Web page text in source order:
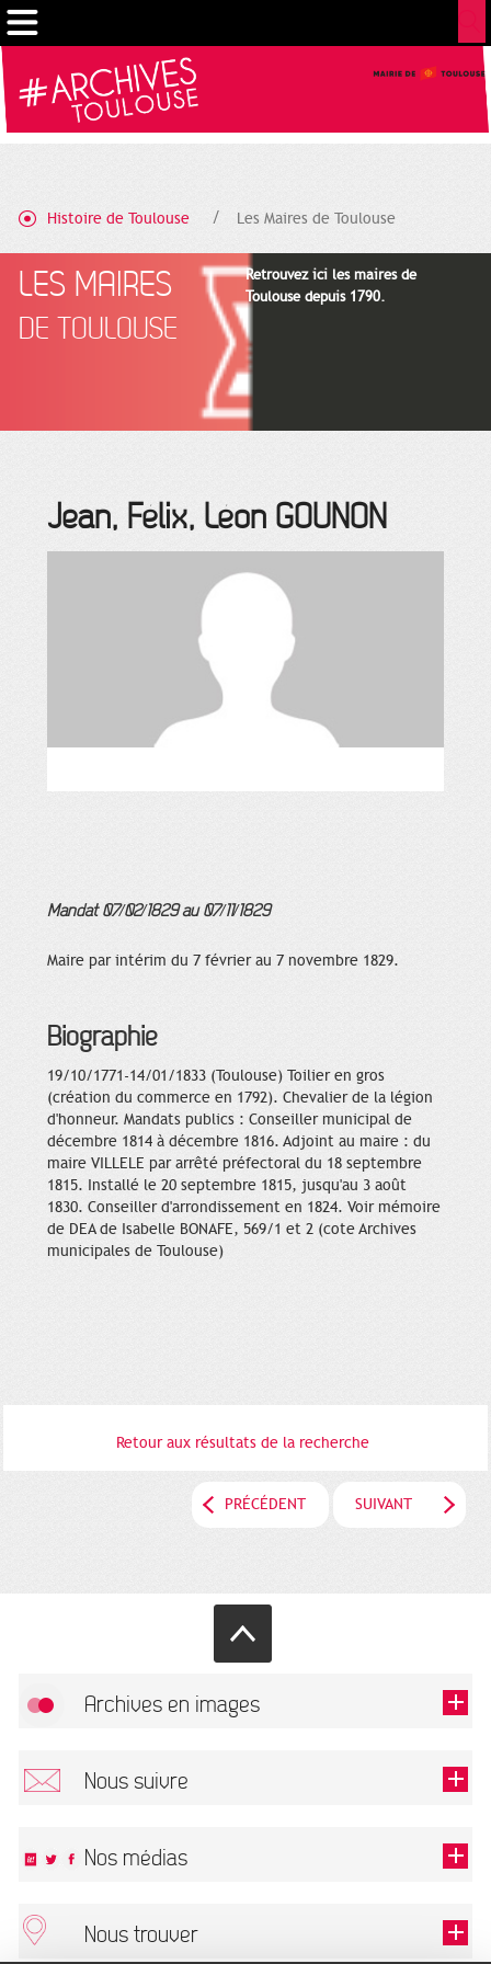
Histoire de Toulouse Les Maires de Toulouse
LES MAIRES
DE TOULOUSE
Retrouvez ici les maires de
Toulouse depuis 1790.
Jean, Félix, Léon GOUNON
Mandat 07/02/1829 au 07/11/1829
Maire par intérim du 7 février au 7 novembre 1829.
Biographie
19/10/1771-14/01/1833 (Toulouse) Toilier en gros
(création du commerce en 1792). Chevalier de la légion
d'honneur. Mandats publics : Conseiller municipal de
décembre 1814 à décembre 1816. Adjoint au maire : du
maire VILLELE par arrêté préfectoral du 18 septembre
1815. Installé le 20 septembre 1815, jusqu'au 3 août
1830. Conseiller d'arrondissement en 1824. Voir mémoire
de DEA de Isabelle BONAFE, 569/1 et 2 (cote Archives
municipales de Toulouse)
Retour aux résultats de la recherche
PRÉCÉDENT SUIVANT
Archives en images
Nous suivre
Ce champ est exigé.
Nos médias
Nous trouver
Gestion de vos préférences sur les cookies